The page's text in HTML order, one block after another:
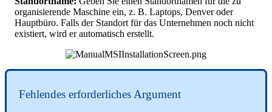
organisierende Maschine ein, z. B. Laptops, Denver oder
Hauptbüro. Falls der Standort für das Unternehmen noch nicht
existiert, wird er automatisch erstellt.
Fehlendes erforderlichesArgument